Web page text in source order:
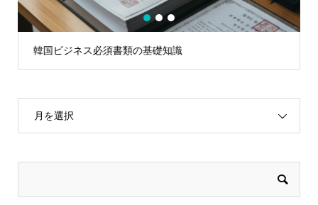
韓国ビジネス必須書類の基礎知識
1 2 3
月を選択